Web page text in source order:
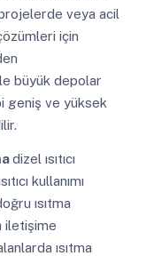
veya acil
için
büyük depolar
geniş ve yüksek
dizel ısıtıcı
kullanımı
ısıtma
iletişime
ısıtma